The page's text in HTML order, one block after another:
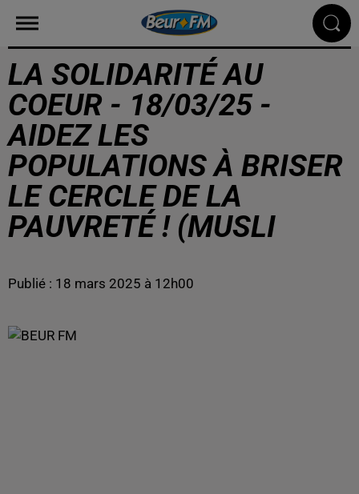
LA SOLIDARITÉ AU
COEUR - 18/03/25 -
AIDEZ LES
POPULATIONS À BRISER
LE CERCLE DE LA
PAUVRETÉ ! (MUSLI
Publié : 18 mars 2025 à 12h00